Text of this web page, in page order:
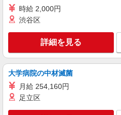
紹介予定派遣
株式会社シエロ
スマホ携帯販
時給1400円
残業代支給 ★交
+゜・。○。・゜
万円支給(規定有) お友達を紹介頂くと, インセンテ
有）★ ゜・。○。
広島県広島
キープ
派遣社員
時給 2,000円
渋谷区
詳細を見る
大学病院の中材滅菌
月給 254,160円
足立区